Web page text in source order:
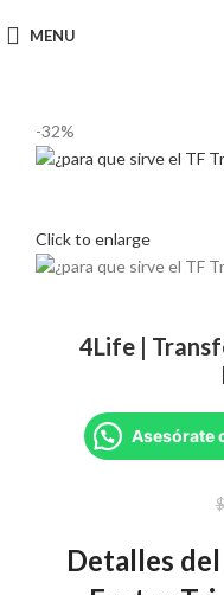
MENU
-32%
Click to enlarge
4Life |
Asesórate
$
Detalles